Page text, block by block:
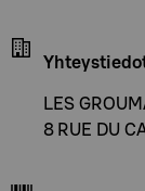
LES
8 RUE DU